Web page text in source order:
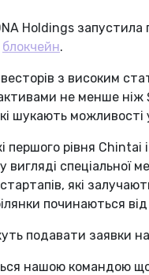
Holdings
блокчейн.
з високим
не менше
шукають можливості
рівня Chintai і
вигляді спеціальної
які
починаються
подавати заявки
нашою командою